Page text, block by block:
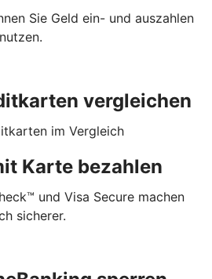
Sie Geld ein- und auszahlen
vergleichen
im Vergleich
Karte bezahlen
und Visa Secure machen
sicherer.